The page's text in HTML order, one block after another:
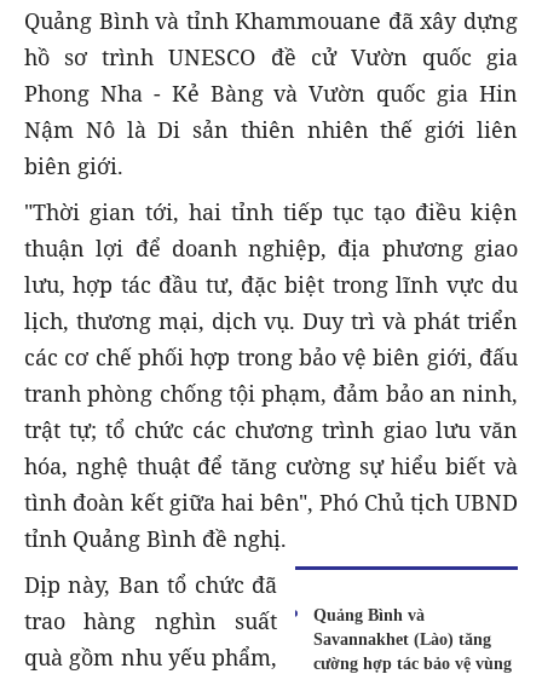
Quảng Bình và tỉnh Khammouane đã xây dựng
hồ sơ trình UNESCO đề cử Vườn quốc gia
Phong Nha - Kẻ Bàng và Vườn quốc gia Hin
Nậm Nô là Di sản thiên nhiên thế giới liên
biên giới.
"Thời gian tới, hai tỉnh tiếp tục tạo điều kiện
thuận lợi để doanh nghiệp, địa phương giao
lưu, hợp tác đầu tư, đặc biệt trong lĩnh vực du
lịch, thương mại, dịch vụ. Duy trì và phát triển
các cơ chế phối hợp trong bảo vệ biên giới, đấu
tranh phòng chống tội phạm, đảm bảo an ninh,
trật tự; tổ chức các chương trình giao lưu văn
hóa, nghệ thuật để tăng cường sự hiểu biết và
tình đoàn kết giữa hai bên", Phó Chủ tịch UBND
tỉnh Quảng Bình đề nghị.
Quảng Bình và
Savannakhet (Lào) tăng
cường hợp tác bảo vệ vùng
Dịp này, Ban tổ chức đã
trao hàng nghìn suất
quà gồm nhu yếu phẩm,